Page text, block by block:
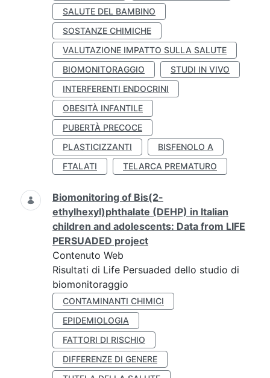
SALUTE DEL BAMBINO
SOSTANZE CHIMICHE
VALUTAZIONE IMPATTO SULLA SALUTE
BIOMONITORAGGIO
STUDI IN VIVO
INTERFERENTI ENDOCRINI
OBESITÀ INFANTILE
PUBERTÀ PRECOCE
PLASTICIZZANTI
BISFENOLO A
FTALATI
TELARCA PREMATURO
Biomonitoring of Bis(2-
ethylhexyl)phthalate (DEHP) in Italian
children and adolescents: Data from LIFE
PERSUADED project
Contenuto Web
Risultati di Life Persuaded dello studio di
biomonitoraggio
CONTAMINANTI CHIMICI
EPIDEMIOLOGIA
FATTORI DI RISCHIO
DIFFERENZE DI GENERE